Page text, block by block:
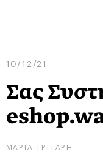
10/12/21
Σας
ΜΑΡΙΑ ΤΡΙΤΑΡΗ